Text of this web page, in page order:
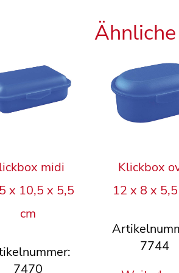
Klickbox
12 x 8 x
7744
midi
x 10,5 x 5,5
cm
7470